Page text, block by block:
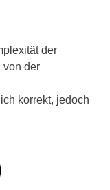
der
von der
korrekt, jedoch